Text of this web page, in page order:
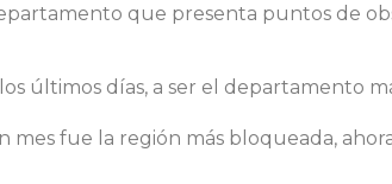
que presenta puntos de
últimos días, a ser el departamento
mes fue la región más bloqueada,